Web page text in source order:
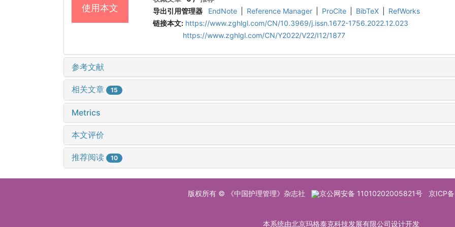
使用本文
导出引用管理器
EndNote Reference Manager ProCite BibTeX
RefWorks
链接本文: https://www.zghlgl.com/CN/10.3969/j.issn.1672-1756.2022.12.023
https://www.zghlgl.com/CN/Y2022/V22/I12/1877
参考文献
相关文章 15
Metrics
本文评价
推荐阅读 10
版权所有 © 《中国护理管理》杂志社 京公网安备 11010202005821号 京ICP
本系统由北京玛格泰克科技发展有限公司设计开发